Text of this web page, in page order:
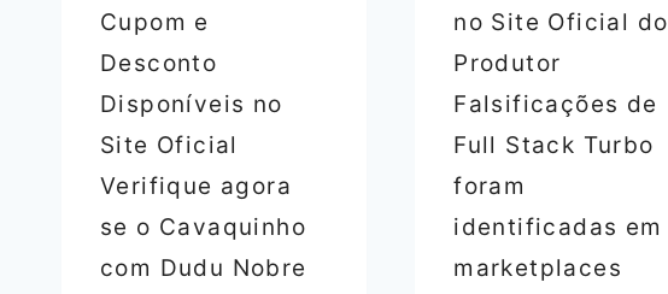
Cupom e
Desconto
Disponíveis no
Site Oficial
Verifique agora
se o Cavaquinho
com Dudu Nobre
no Site Oficial do
Produtor
Falsificações de
Full Stack Turbo
foram
identificadas em
marketplaces